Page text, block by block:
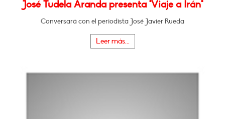
José Tudela Aranda presenta "Viaje a Irán"
Conversará con el periodista José Javier Rueda
Leer más...